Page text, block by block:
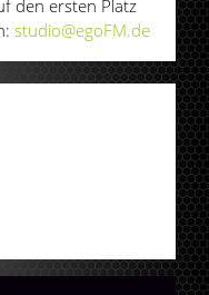
den ersten Platz
studio@egoFM.de